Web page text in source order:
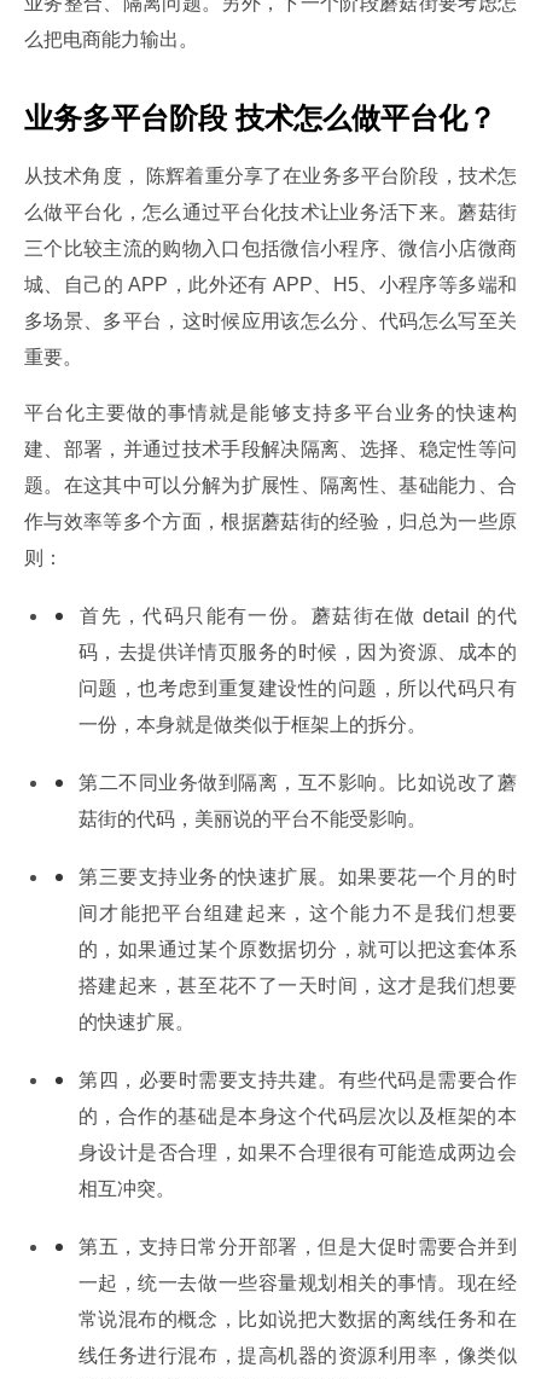
么把电商能力输出。
业务多平台阶段 技术怎么做平台化？
从技术角度， 陈辉着重分享了在业务多平台阶段，技术怎
么做平台化，怎么通过平台化技术让业务活下来。蘑菇街
三个比较主流的购物入口包括微信小程序、微信小店微商
城、自己的 APP，此外还有 APP、H5、小程序等多端和
多场景、多平台，这时候应用该怎么分、代码怎么写至关
重要。
平台化主要做的事情就是能够支持多平台业务的快速构
建、部署，并通过技术手段解决隔离、选择、稳定性等问
题。在这其中可以分解为扩展性、隔离性、基础能力、合
作与效率等多个方面，根据蘑菇街的经验，归总为一些原
则：
首先，代码只能有一份。蘑菇街在做 detail 的代
码，去提供详情页服务的时候，因为资源、成本的
问题，也考虑到重复建设性的问题，所以代码只有
一份，本身就是做类似于框架上的拆分。
第二不同业务做到隔离，互不影响。比如说改了蘑
菇街的代码，美丽说的平台不能受影响。
第三要支持业务的快速扩展。如果要花一个月的时
间才能把平台组建起来，这个能力不是我们想要
的，如果通过某个原数据切分，就可以把这套体系
搭建起来，甚至花不了一天时间，这才是我们想要
的快速扩展。
第四，必要时需要支持共建。有些代码是需要合作
的，合作的基础是本身这个代码层次以及框架的本
身设计是否合理，如果不合理很有可能造成两边会
相互冲突。
第五，支持日常分开部署，但是大促时需要合并到
一起，统一去做一些容量规划相关的事情。现在经
常说混布的概念，比如说把大数据的离线任务和在
线任务进行混布，提高机器的资源利用率，像类似